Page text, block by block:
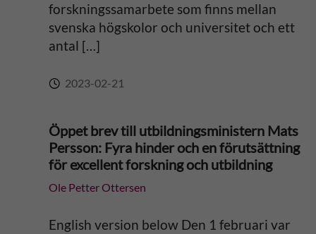
forskningssamarbete som finns mellan
svenska högskolor och universitet och ett
antal […]
2023-02-21
Öppet brev till utbildningsministern Mats
Persson: Fyra hinder och en förutsättning
för excellent forskning och utbildning
Ole Petter Ottersen
English version below Den 1 februari var